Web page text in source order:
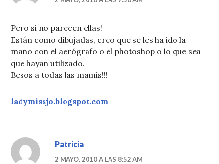
Pero si no parecen ellas!
Están como dibujadas, creo que se les ha ido la
mano con el aerógrafo o el photoshop o lo que sea
que hayan utilizado.
Besos a todas las mamis!!!
ladymissjo.blogspot.com
Patricia
2 MAYO, 2010 A LAS 8:52 AM